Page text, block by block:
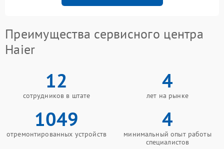
Преимущества сервисного центра
Haier
12
сотрудников в штате
4
лет на рынке
1049
отремонтированных устройств
4
минимальный опыт работы
специалистов